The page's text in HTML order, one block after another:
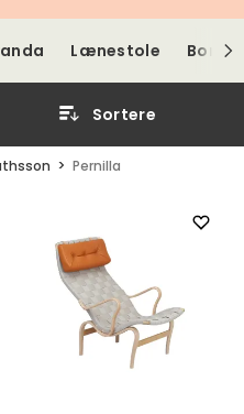
Lænestole Borde
Sortere
Pernilla